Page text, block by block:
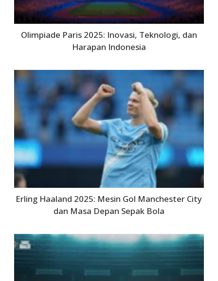
Olimpiade Paris 2025: Inovasi, Teknologi, dan
Harapan Indonesia
Erling Haaland 2025: Mesin Gol Manchester City
dan Masa Depan Sepak Bola